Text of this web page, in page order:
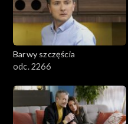
Barwy szczęścia
odc. 2266